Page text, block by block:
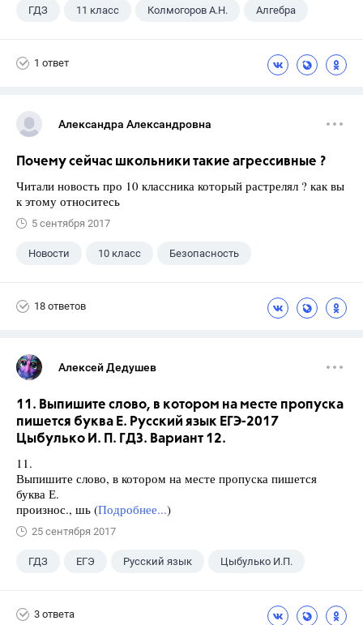
ГДЗ 11 класс Колмогоров А.Н. Алгебра
1 ответ
Александра Александровна
Почему сейчас школьники такие агрессивные ?
Читали новость про 10 классника который растрелял ? как вы
к этому относитесь
5 сентября 2017
Новости 10 класс Безопасность
18 ответов
Алексей Дедушев
11. Выпишите слово, в котором на месте пропуска
пишется буква Е. Русский язык ЕГЭ-2017
Цыбулько И. П. ГДЗ. Вариант 12.
11.
Выпишите слово, в котором на месте пропуска пишется
буква Е.
произнос., шь (Подробнее...)
25 сентября 2017
ГДЗ ЕГЭ Русский язык Цыбулько И.П.
3 ответа